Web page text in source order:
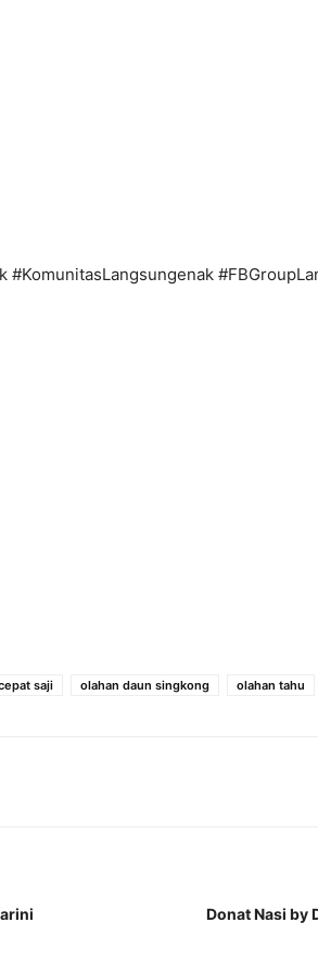
#KomunitasLangsungenak
saji olahan daun singkong olahan tahu
Donat Nasi by